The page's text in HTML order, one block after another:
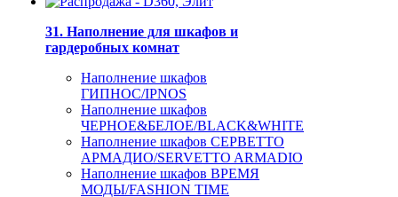
31. Наполнение для шкафов и
гардеробных комнат
Наполнение шкафов
ГИПНОС/IPNOS
Наполнение шкафов
ЧЕРНОЕ&БЕЛОЕ/BLACK&WHITE
Наполнение шкафов СЕРВЕТТО
АРМАДИО/SERVETTO ARMADIO
Наполнение шкафов ВРЕМЯ
МОДЫ/FASHION TIME